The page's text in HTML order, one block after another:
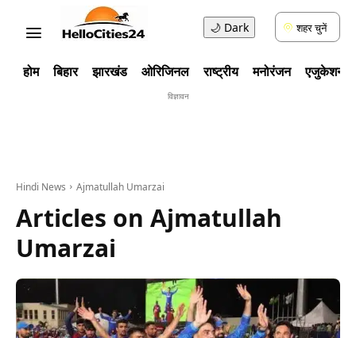
🌙 Dark शहर चुनें
होम बिहार झारखंड ओरिजिनल राष्ट्रीय मनोरंजन एजुकेशन
विज्ञावन
Hindi News Ajmatullah Umarzai
Articles on Ajmatullah
Umarzai